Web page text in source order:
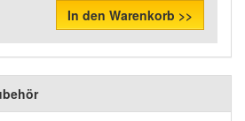
In den Warenkorb >>